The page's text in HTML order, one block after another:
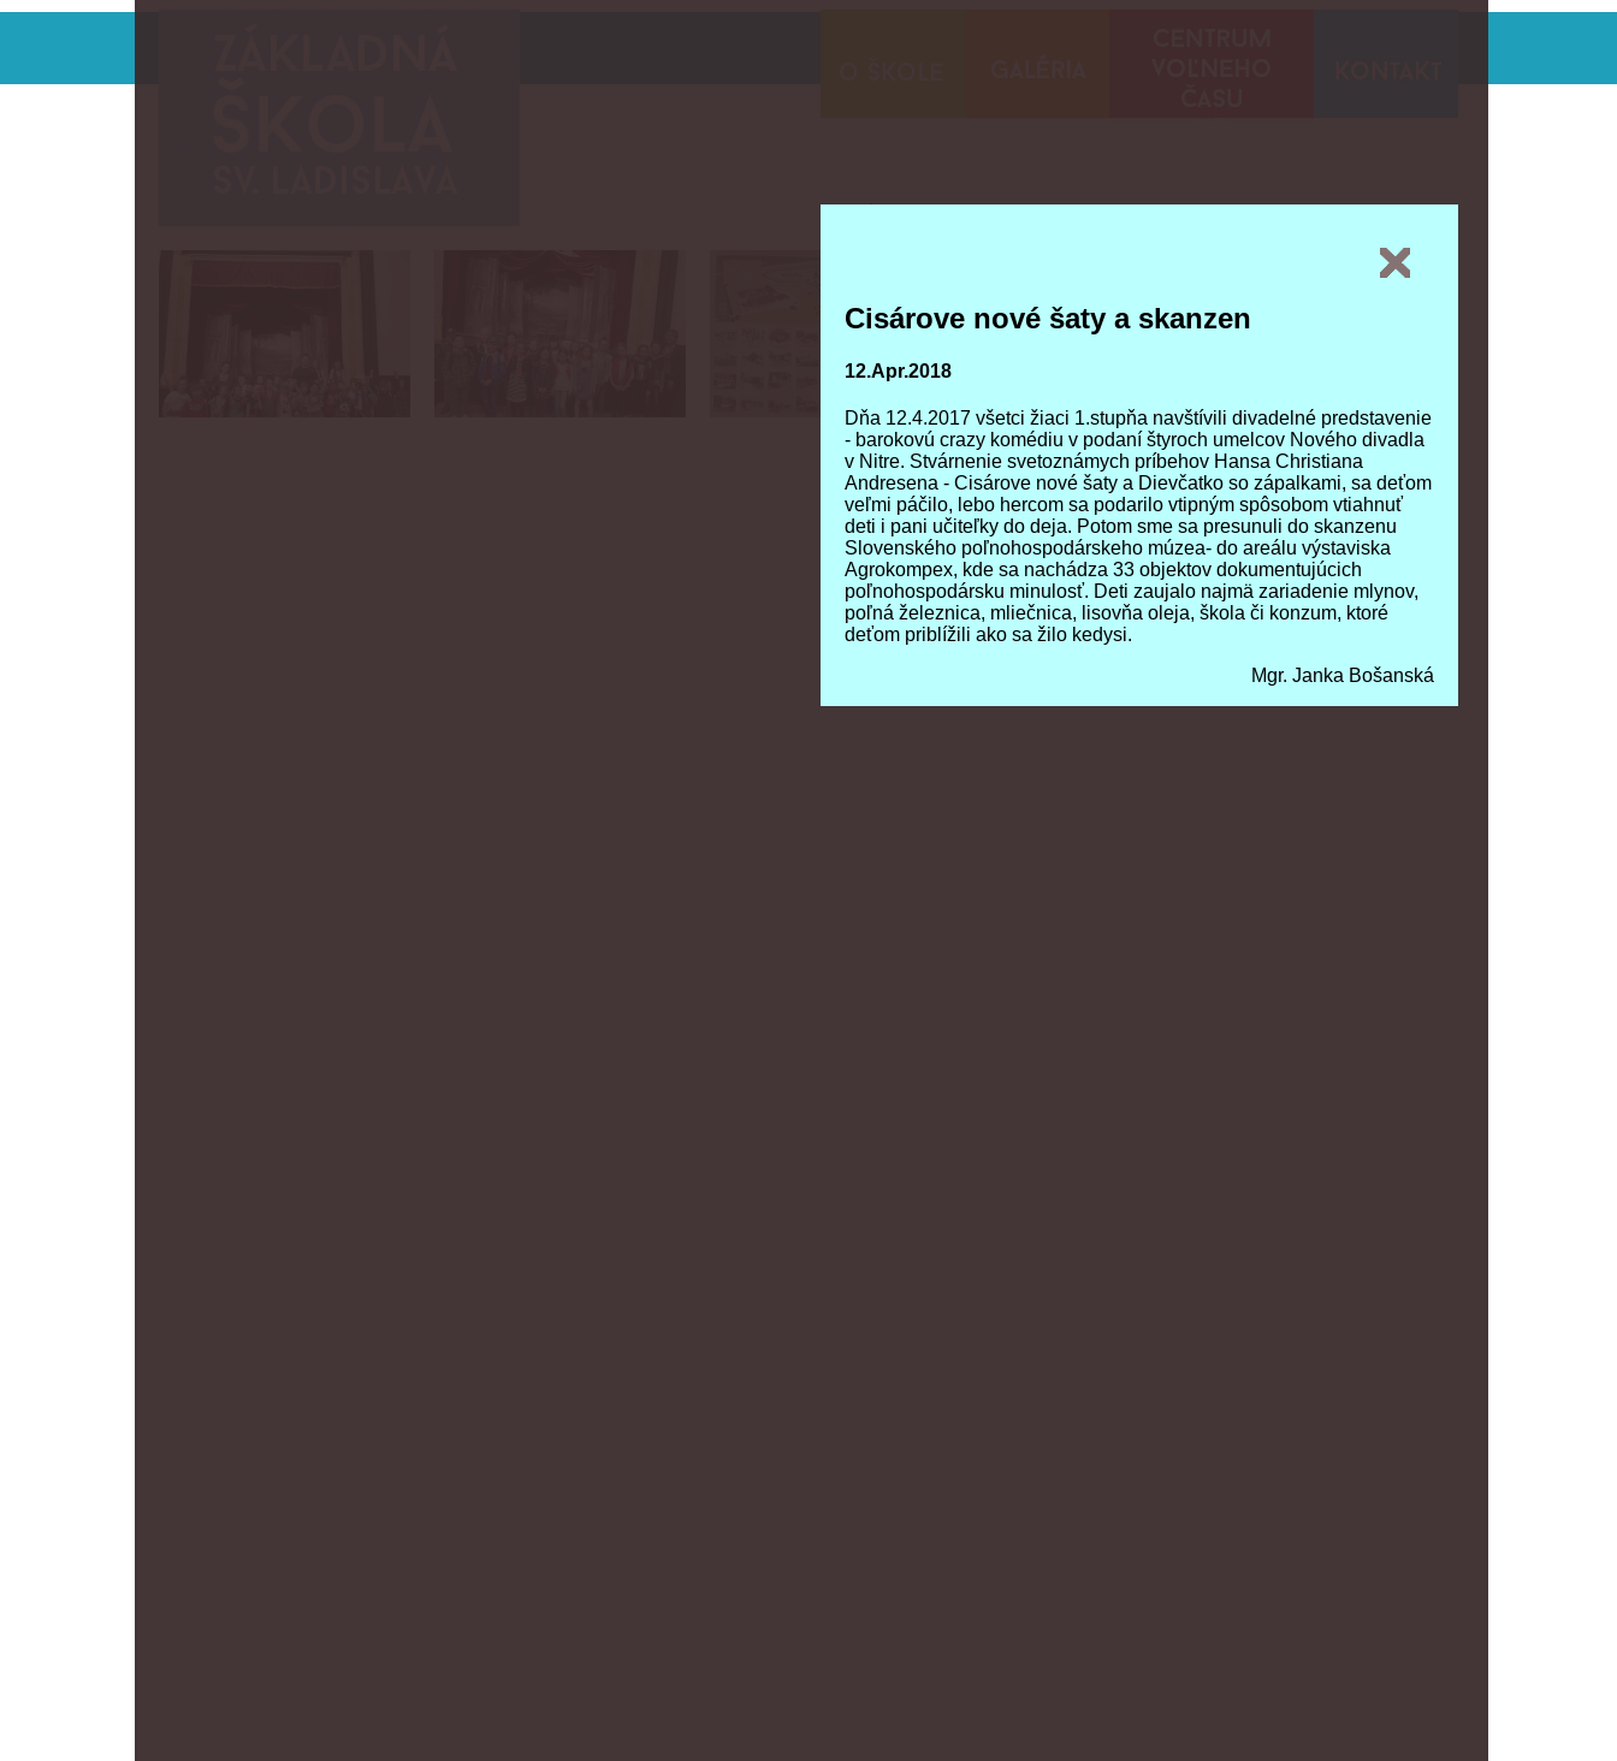
skanzen
--text
Cisárove nové šaty a skanzen
12.Apr.2018
Dňa 12.4.2017 všetci žiaci 1.stupňa navštívili divadelné predstavenie
- barokovú crazy komédiu v podaní štyroch umelcov Nového divadla
v Nitre. Stvárnenie svetoznámych príbehov Hansa Christiana
Andresena - Cisárove nové šaty a Dievčatko so zápalkami, sa deťom
veľmi páčilo, lebo hercom sa podarilo vtipným spôsobom vtiahnuť
deti i pani učiteľky do deja. Potom sme sa presunuli do skanzenu
Slovenského poľnohospodárskeho múzea- do areálu výstaviska
Agrokompex, kde sa nachádza 33 objektov dokumentujúcich
poľnohospodársku minulosť. Deti zaujalo najmä zariadenie mlynov,
poľná železnica, mliečnica, lisovňa oleja, škola či konzum, ktoré
deťom priblížili ako sa žilo kedysi.
Mgr. Janka Bošanská
Cisárove nové šaty a skanzen
12.Apr.2018
Dňa 12.4.2017 všetci žiaci 1.stupňa navštívili divadelné predstavenie
- barokovú crazy komédiu v podaní štyroch umelcov Nového divadla
v Nitre. Stvárnenie svetoznámych príbehov Hansa Christiana
Andresena - Cisárove nové šaty a Dievčatko so zápalkami, sa deťom
veľmi páčilo, lebo hercom sa podarilo vtipným spôsobom vtiahnuť
deti i pani učiteľky do deja. Potom sme sa presunuli do skanzenu
Slovenského poľnohospodárskeho múzea- do areálu výstaviska
Agrokompex, kde sa nachádza 33 objektov dokumentujúcich
poľnohospodársku minulosť. Deti zaujalo najmä zariadenie mlynov,
poľná železnica, mliečnica, lisovňa oleja, škola či konzum, ktoré
deťom priblížili ako sa žilo kedysi.
Mgr. Janka Bošanská